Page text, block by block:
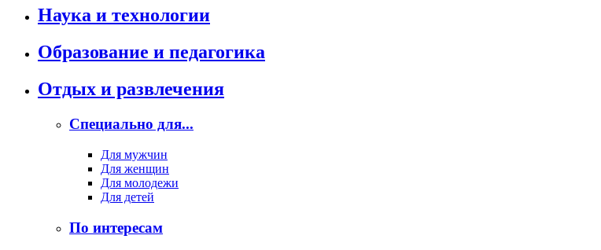
Наука и технологии
Образование и педагогика
Отдых и развлечения
Специально для...
Для мужчин
Для женщин
Для молодежи
Для детей
По интересам